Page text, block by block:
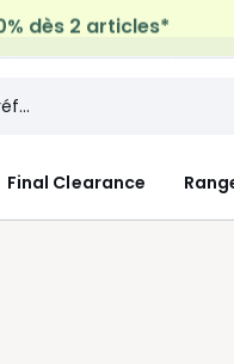
sur tous vos achats
Final Clearance